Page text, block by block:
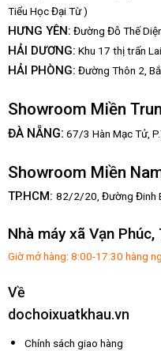
Tiểu Học Đại Từ )
HƯNG YÊN: Đường Đỗ Thế
HẢI DƯƠNG: Khu 17 thị trấn
HẢI PHÒNG: Đường Thôn 2,
Showroom Miền
ĐÀ NẴNG: 67/3 Hàn Mạc Tử,
Showroom Miền
TP.HCM: 82/2/20, Đường Đinh
Nhà máy xã Vạn
Giờ mở hàng: 8:00-17:30 hàng
Về
dochoixuatkhau.vn
Chính sách giao hàng